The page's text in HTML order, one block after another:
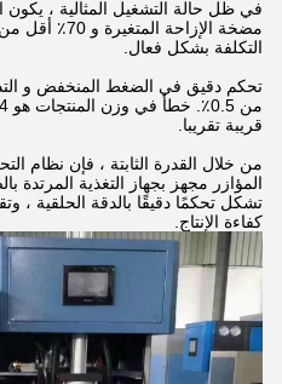
مضخة الإزاحة
التكلفة بشكل فعال.
تحكم دقيق في الضغط المنخفض و
قريبة تقريبا.
من خلال القدرة الثابتة ، فإن نظام
المؤازر مجهز بجهاز التغذية المرتدة
تشكل تحكمًا دقيقًا بالدقة الحلقية ،
كفاءة الإنتاج.